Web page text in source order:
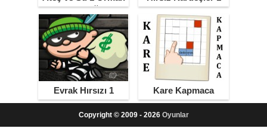
Tapınağı
Evrak Hırsızı 1 Kare Kapmaca
Copyright © 2009 - 2026 Oyunlar